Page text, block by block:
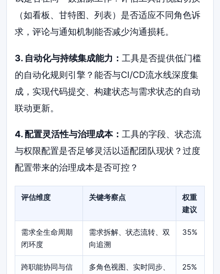
（如看板、甘特图、列表）是否适应不同角色诉
求，评论与通知机制能否减少沟通损耗。
3. 自动化与持续集成能力： 工具是否提供低门槛
的自动化规则引擎？能否与CI/CD流水线深度集
成，实现代码提交、构建状态与需求状态的自动
联动更新。
4. 配置灵活性与治理成本：工具的字段、状态流
与权限配置是否足够灵活以适配团队现状？过度
配置带来的治理成本是否可控？
评估维度 关键考察点
权重
建议
需求全生命周期
闭环度
需求拆解、状态流转、双
向追溯
35%
跨职能协同与信
多角色视图、实时同步、
25%